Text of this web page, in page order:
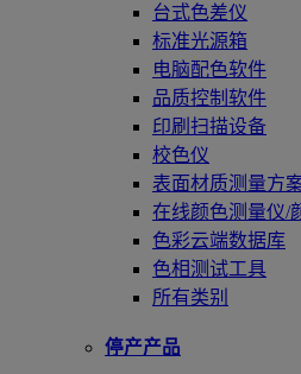
台式色差仪
标准光源箱
电脑配色软件
品质控制软件
印刷扫描设备
校色仪
表面材质测量方
在线颜色测量仪/
色彩云端数据库
色相测试工具
所有类别
停产产品